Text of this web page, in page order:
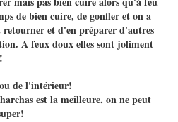
de bien cuire, de gonfler et on a
et d'en préparer d'autres
A feux doux elles sont joliment
de l'intérieur!
est la meilleure, on ne peut